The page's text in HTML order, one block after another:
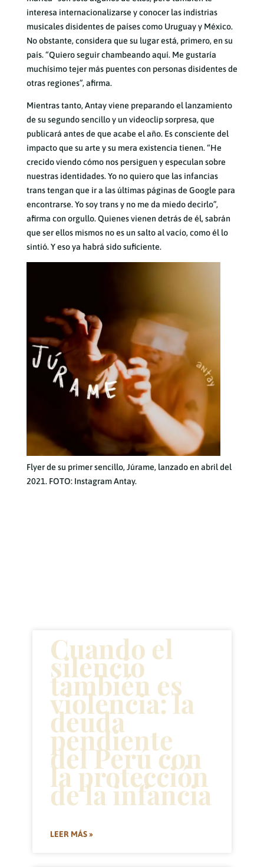
interesa internacionalizarse y conocer las indistrias
musicales disidentes de países como Uruguay y México.
No obstante, considera que su lugar está, primero, en su
país. “Quiero seguir chambeando aquí. Me gustaría
muchísimo tejer más puentes con personas disidentes de
otras regiones”, afirma.
Mientras tanto, Antay viene preparando el lanzamiento
de su segundo sencillo y un videoclip sorpresa, que
publicará antes de que acabe el año. Es consciente del
impacto que su arte y su mera existencia tienen. “He
crecido viendo cómo nos persiguen y especulan sobre
nuestras identidades. Yo no quiero que las infancias
trans tengan que ir a las últimas páginas de Google para
encontrarse. Yo soy trans y no me da miedo decirlo”,
afirma con orgullo. Quienes vienen detrás de él, sabrán
que ser ellos mismos no es un salto al vacío, como él lo
sintió. Y eso ya habrá sido suficiente.
Flyer de su primer sencillo, Júrame, lanzado en abril del
2021. FOTO: Instagram Antay.
Cuando el
silencio
también es
violencia: la
deuda
pendiente
del Perú con
la protección
de la infancia
LEER MÁS »